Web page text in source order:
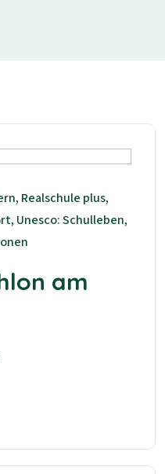
Realschule plus,
Unesco: Schulleben,
am